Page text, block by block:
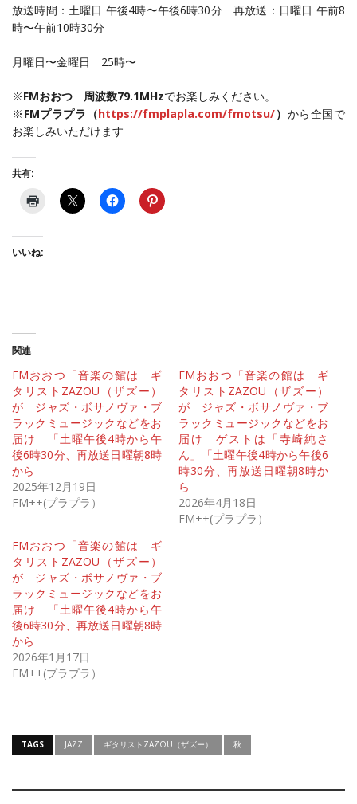
放送時間：土曜日 午後4時〜午後6時30分 再放送：日曜日 午前8
時〜午前10時30分
月曜日〜金曜日 25時〜
※FMおおつ 周波数79.1MHzでお楽しみください。
※ FMプラプラ（https://fmplapla.com/fmotsu/） から全国で
お楽しみいただけます
共有:
いいね:
関連
FMおおつ「音楽の館は ギ
タリストZAZOU（ザズー）
が ジャズ・ボサノヴァ・ブ
ラックミュージックなどをお
届け 「土曜午後4時から午
後6時30分、再放送日曜朝8時
から
2025年12月19日
FM++(プラプラ）
FMおおつ「音楽の館は ギ
タリストZAZOU（ザズー）
が ジャズ・ボサノヴァ・ブ
ラックミュージックなどをお
届け ゲストは「寺崎純さ
ん」「土曜午後4時から午後6
時30分、再放送日曜朝8時か
ら
2026年4月18日
FM++(プラプラ）
FMおおつ「音楽の館は ギ
タリストZAZOU（ザズー）
が ジャズ・ボサノヴァ・ブ
ラックミュージックなどをお
届け 「土曜午後4時から午
後6時30分、再放送日曜朝8時
から
2026年1月17日
FM++(プラプラ）
TAGS JAZZ ギタリストZAZOU（ザズー） 秋